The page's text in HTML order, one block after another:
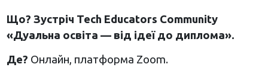
Що? Зустріч Tech Educators Community
«Дуальна освіта — від ідеї до диплома».
Де? Онлайн, платформа Zoom.